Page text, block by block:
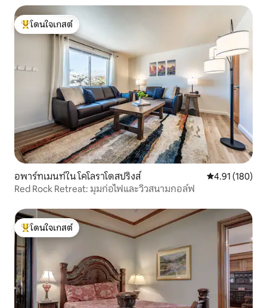
โดนใจเกสต์ที่สุด
โดนใจเกสต์
อพาร์ทเมนท์ใน โคโลราโดสปริงส์ คะแนนเฉลี่ย
4.91 (180)
Red Rock Retreat: มุมก่อไฟและวิวสนามกอล์ฟ
โดนใจเกสต์ที่สุด
โดนใจเกสต์